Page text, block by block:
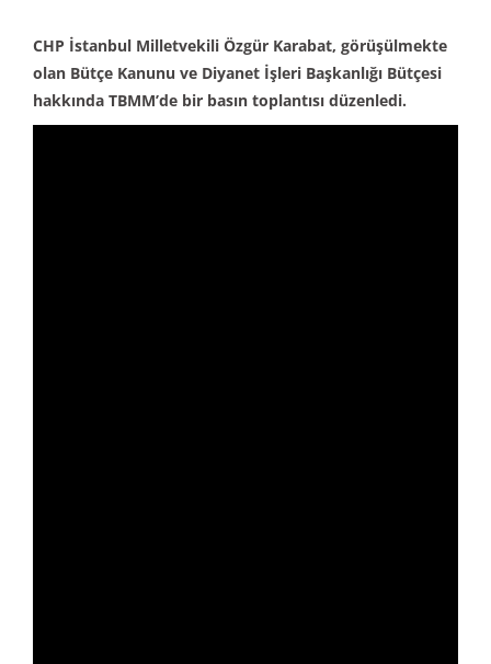
CHP İstanbul Milletvekili Özgür Karabat, görüşülmekte
olan Bütçe Kanunu ve Diyanet İşleri Başkanlığı Bütçesi
hakkında TBMM’de bir basın toplantısı düzenledi.